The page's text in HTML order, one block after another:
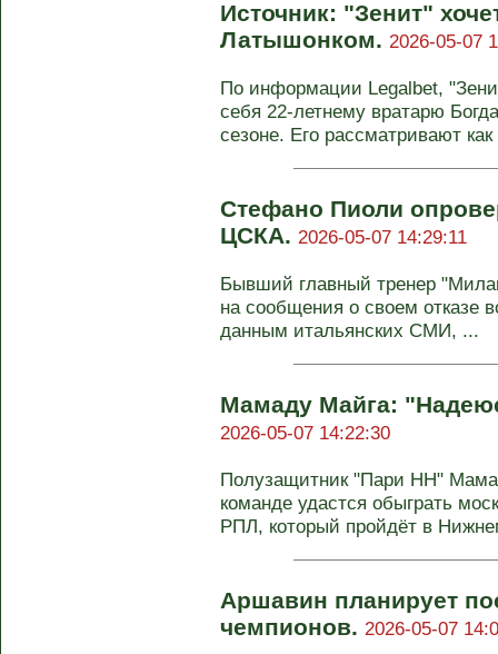
Источник: "Зенит"
Латышонком. 2026-05-07
По информации Legalbet,
себя 22-летнему вратарю
сезоне. Его рассматривают
Стефано Пиоли
ЦСКА. 2026-05-07 14:29:11
Бывший главный тренер
на сообщения о своем отказе
данным итальянских СМИ, ...
Мамаду Майга:
2026-05-07 14:22:30
Полузащитник "Пари НН"
команде удастся обыграть
РПЛ, который пройдёт в
Аршавин планирует
чемпионов. 2026-05-07